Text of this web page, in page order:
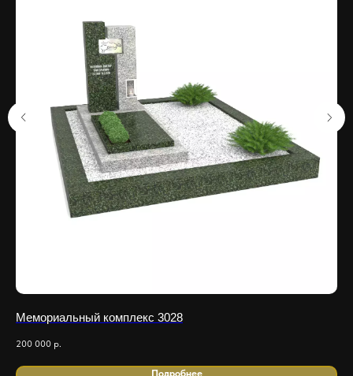
Мемориальный комплекс 3028
200 000 р.
Подробнее